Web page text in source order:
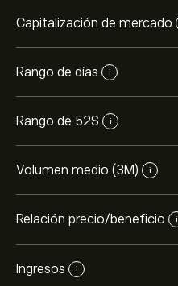
Capitalización de mercado
Rango de días i
Rango de 52S i
Volumen medio (3M) i
Relación precio/beneficio i
Ingresos i